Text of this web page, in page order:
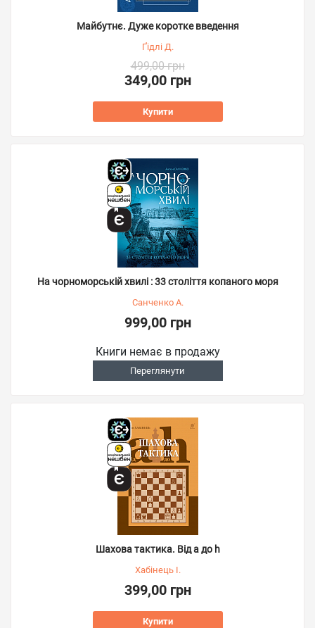
Майбутнє. Дуже коротке введення
Ґідлі Д.
499,00 грн
349,00 грн
Купити
На чорноморській хвилі : 33 століття копаного моря
Санченко А.
999,00 грн
Книги немає в продажу
Переглянути
Шахова тактика. Від a до h
Хабінець І.
399,00 грн
Купити